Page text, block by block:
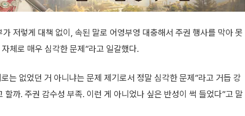
저렇게 대책 없이, 속된 말로 어영부영 대충해서 주권 행사를 막아 못
체로 매우 심각한 문제”라고 일갈했다.
는 없었던 거 아니냐는 문제 제기로서 정말 심각한 문제”라고 거듭 강
까. 주권 감수성 부족. 이런 게 아니었나 싶은 반성이 썩 들었다”고 말